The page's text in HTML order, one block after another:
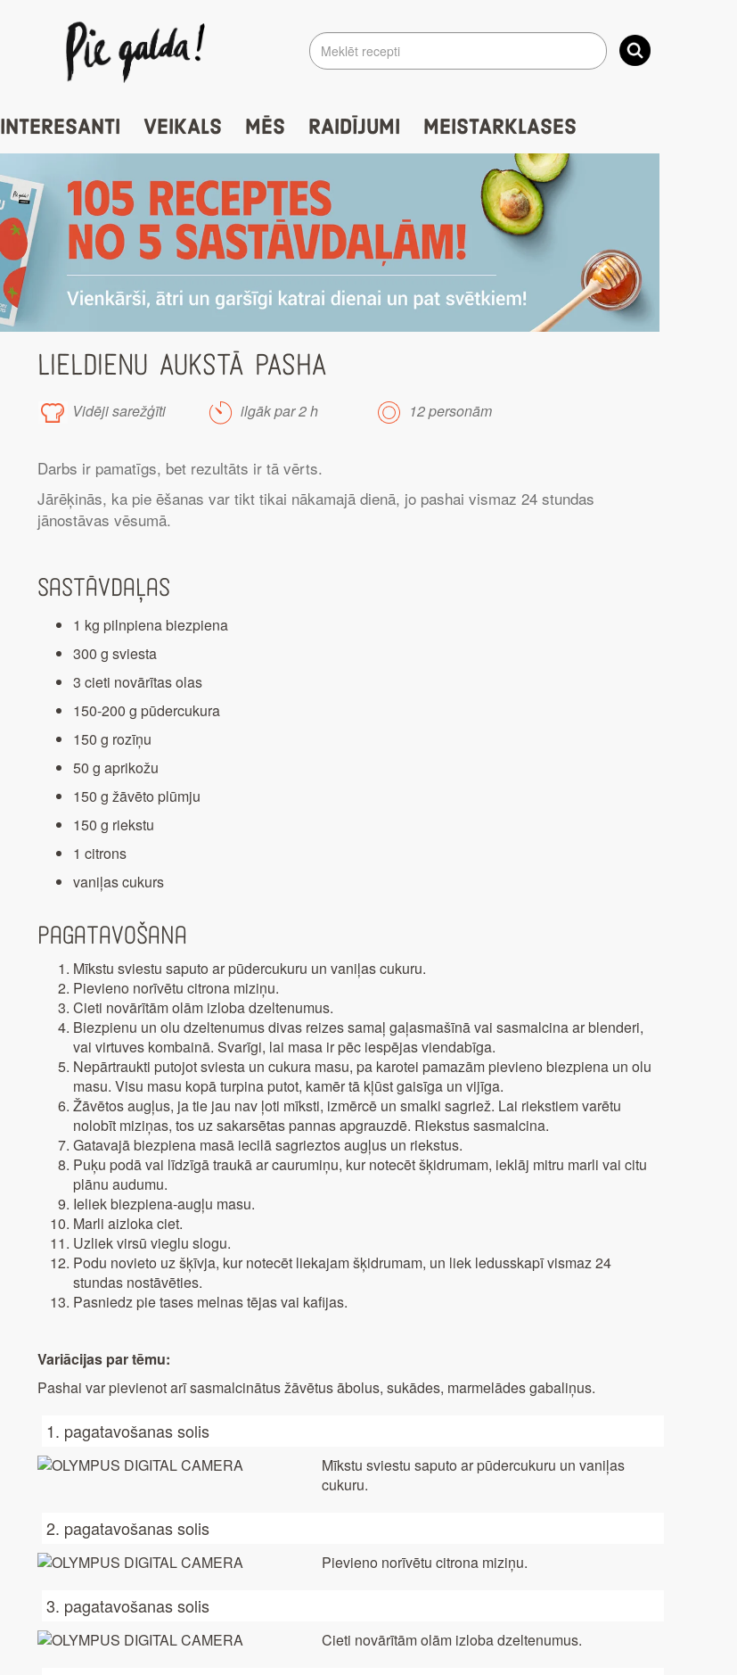
INTERESANTI VEIKALS MĒS RAIDĪJUMI MEISTARKLASES
LIELDIENU AUKSTĀ PASHA
Vidēji sarežģīti ilgāk par 2 h 12 personām
Darbs ir pamatīgs, bet rezultāts ir tā vērts.
Jārēķinās, ka pie ēšanas var tikt tikai nākamajā dienā, jo pashai vismaz 24 stundas
jānostāvas vēsumā.
Sastāvdaļas
1 kg pilnpiena biezpiena
300 g sviesta
3 cieti novārītas olas
150-200 g pūdercukura
150 g rozīņu
50 g aprikožu
150 g žāvēto plūmju
150 g riekstu
1 citrons
vaniļas cukurs
Pagatavošana
Mīkstu sviestu saputo ar pūdercukuru un vaniļas cukuru.
Pievieno norīvētu citrona miziņu.
Cieti novārītām olām izloba dzeltenumus.
Biezpienu un olu dzeltenumus divas reizes samaļ gaļasmašīnā vai sasmalcina ar blenderi,
vai virtuves kombainā. Svarīgi, lai masa ir pēc iespējas viendabīga.
Nepārtraukti putojot sviesta un cukura masu, pa karotei pamazām pievieno biezpiena un olu
masu. Visu masu kopā turpina putot, kamēr tā kļūst gaisīga un vijīga.
Žāvētos augļus, ja tie jau nav ļoti mīksti, izmērcē un smalki sagriež. Lai riekstiem varētu
nolobīt miziņas, tos uz sakarsētas pannas apgrauzdē. Riekstus sasmalcina.
Gatavajā biezpiena masā iecilā sagrieztos augļus un riekstus.
Puķu podā vai līdzīgā traukā ar caurumiņu, kur notecēt šķidrumam, ieklāj mitru marli vai citu
plānu audumu.
Ieliek biezpiena-augļu masu.
Marli aizloka ciet.
Uzliek virsū vieglu slogu.
Podu novieto uz šķīvja, kur notecēt liekajam šķidrumam, un liek ledusskapī vismaz 24
stundas nostāvēties.
Pasniedz pie tases melnas tējas vai kafijas.
Variācijas par tēmu:
Pashai var pievienot arī sasmalcinātus žāvētus ābolus, sukādes, marmelādes gabaliņus.
1. pagatavošanas solis
Mīkstu sviestu saputo ar pūdercukuru un vaniļas
cukuru.
2. pagatavošanas solis
Pievieno norīvētu citrona miziņu.
3. pagatavošanas solis
Cieti novārītām olām izloba dzeltenumus.